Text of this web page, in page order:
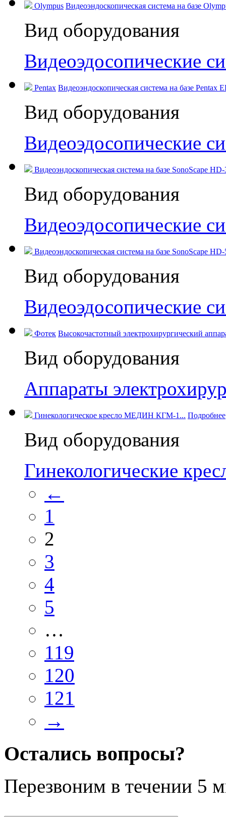
Olympus Видеоэндоскопическая система на базе
Вид оборудования
Видеоэдосопические
Pentax Видеоэндоскопическая система на базе Pentax
Вид оборудования
Видеоэдосопические
Видеоэндоскопическая система на базе SonoScape
Вид оборудования
Видеоэдосопические
Видеоэндоскопическая система на базе SonoScape
Вид оборудования
Видеоэдосопические
Фотек Высокочастотный электрохирургический
Вид оборудования
Аппараты
Гинекологическое кресло МЕДИН КГМ-1... Подробнее
Вид оборудования
Гинекологические
←
1
2
3
4
5
…
119
120
121
→
Остались вопросы?
Перезвоним в течении 5